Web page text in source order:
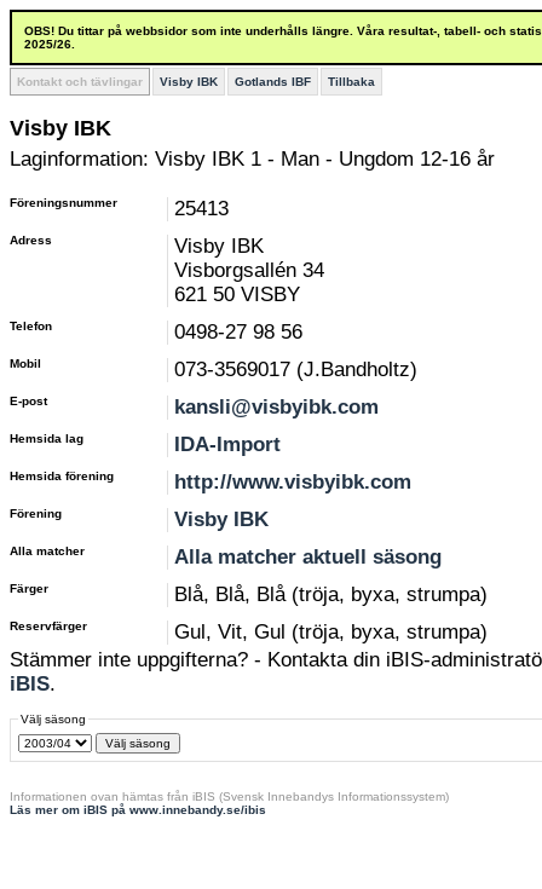
OBS! Du tittar på webbsidor som inte underhålls längre. Våra resultat-, tabell- och
2025/26.
Kontakt och tävlingar Visby IBK Gotlands IBF Tillbaka
Visby IBK
Laginformation: Visby IBK 1 - Man - Ungdom 12-16 år
Föreningsnummer 25413
Adress
Visby IBK
Visborgsallén 34
621 50 VISBY
Telefon 0498-27 98 56
Mobil 073-3569017 (J.Bandholtz)
E-post kansli@visbyibk.com
Hemsida lag IDA-Import
Hemsida förening http://www.visbyibk.com
Förening Visby IBK
Alla matcher Alla matcher aktuell säsong
Färger Blå, Blå, Blå (tröja, byxa, strumpa)
Reservfärger
Gul, Vit, Gul (tröja, byxa, strumpa)
Stämmer inte uppgifterna? - Kontakta din iBIS-
iBIS.
Välj säsong
Informationen ovan hämtas från iBIS (Svensk Innebandys Informationssystem)
Läs mer om iBIS på www.innebandy.se/ibis